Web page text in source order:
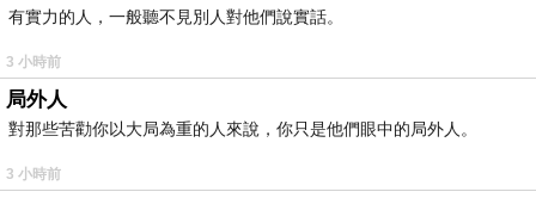
有實力的人，一般聽不見別人對他們說實話。
3 小時前
局外人
對那些苦勸你以大局為重的人來說，你只是他們眼中的局外人。
3 小時前